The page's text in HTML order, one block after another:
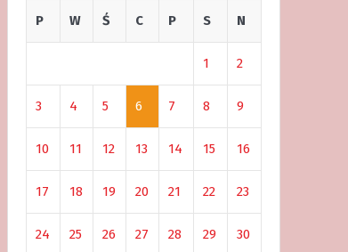
P W Ś C P S N
1 2
3 4 5 6 7 8 9
10 11 12 13 14 15 16
17 18 19 20 21 22 23
24 25 26 27 28 29 30